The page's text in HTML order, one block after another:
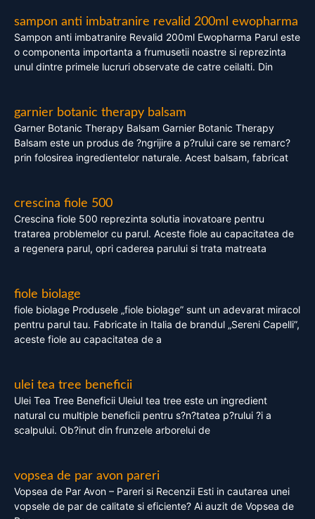
sampon anti imbatranire revalid 200ml ewopharma
Sampon anti imbatranire Revalid 200ml Ewopharma Parul este
o componenta importanta a frumusetii noastre si reprezinta
unul dintre primele lucruri observate de catre ceilalti. Din
garnier botanic therapy balsam
Garner Botanic Therapy Balsam Garnier Botanic Therapy
Balsam este un produs de ?ngrijire a p?rului care se remarc?
prin folosirea ingredientelor naturale. Acest balsam, fabricat
crescina fiole 500
Crescina fiole 500 reprezinta solutia inovatoare pentru
tratarea problemelor cu parul. Aceste fiole au capacitatea de
a regenera parul, opri caderea parului si trata matreata
fiole biolage
fiole biolage Produsele „fiole biolage” sunt un adevarat miracol
pentru parul tau. Fabricate in Italia de brandul „Sereni Capelli”,
aceste fiole au capacitatea de a
ulei tea tree beneficii
Ulei Tea Tree Beneficii Uleiul tea tree este un ingredient
natural cu multiple beneficii pentru s?n?tatea p?rului ?i a
scalpului. Ob?inut din frunzele arborelui de
vopsea de par avon pareri
Vopsea de Par Avon – Pareri si Recenzii Esti in cautarea unei
vopsele de par de calitate si eficiente? Ai auzit de Vopsea de